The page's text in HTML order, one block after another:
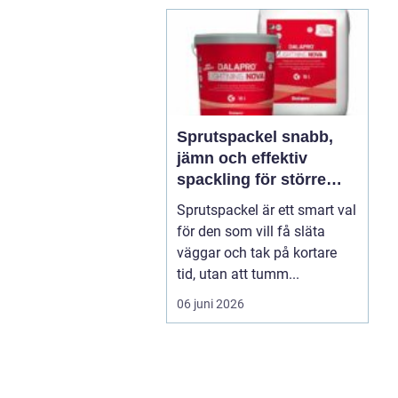
Sprutspackel snabb,
jämn och effektiv
spackling för större
ytor
Sprutspackel är ett smart val
för den som vill få släta
väggar och tak på kortare
tid, utan att tumm...
06 juni 2026